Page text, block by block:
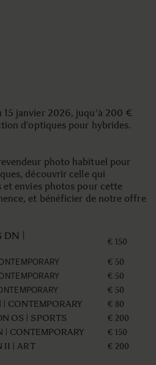
15 janvier 2026, juqu'à 200 €
d'optiques pour hybrides.
photo habituel pour
découvrir celle qui
et envies photos pour cette
et bénéficier de notre offre
|
€ 150
€ 50
€ 50
€ 50
| CONTEMPORARY € 80
OS | SPORTS € 200
| CONTEMPORARY € 150
II | ART € 200